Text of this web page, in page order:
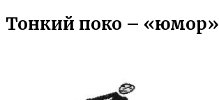
Тонкий поко – «юмор»